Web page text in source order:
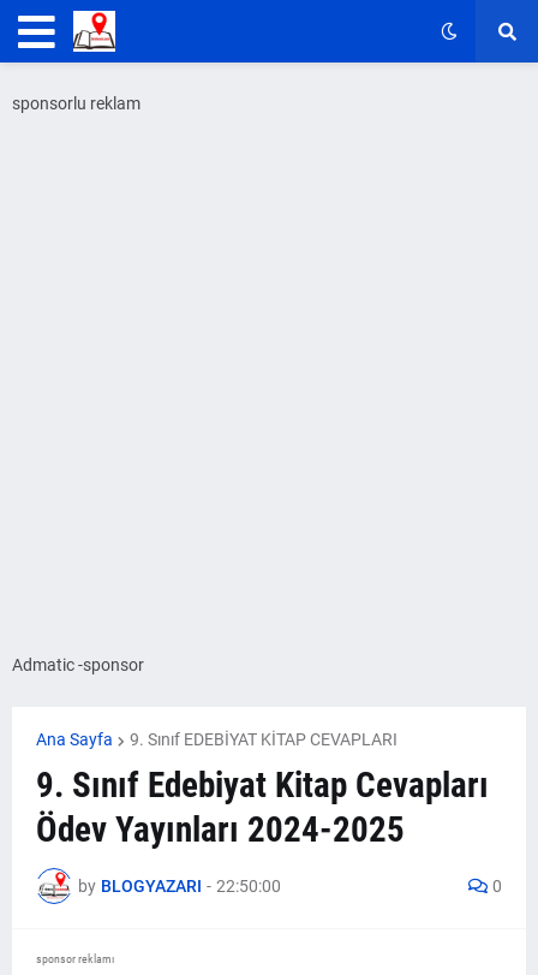
sponsorlu reklam
Admatic -sponsor
Ana Sayfa 9. Sınıf EDEBİYAT KİTAP CEVAPLARI
9. Sınıf Edebiyat Kitap Cevapları
Ödev Yayınları 2024-2025
by BLOGYAZARI - 22:50:00 0
sponsor reklamı